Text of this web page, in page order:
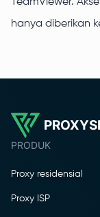
TeamViewer.
hanya diberikan
PRODUK
Proxy residensial
Proxy ISP